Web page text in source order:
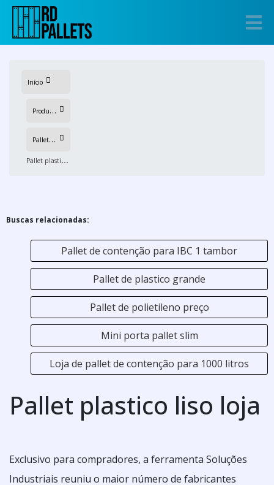
Início
P
rodutos
P
allets de plastico
P
allet plastico liso loja
Buscas relacionadas:
Pallet de contenção para IBC 1 tambor
Pallet de plastico grande
Pallet de polietileno preço
Mini porta pallet slim
Loja de pallet de contenção para 1000 litros
Pallet plastico liso loja
Exclusivo para compradores, a ferramenta Soluções
Industriais reuniu o maior número de fabricantes